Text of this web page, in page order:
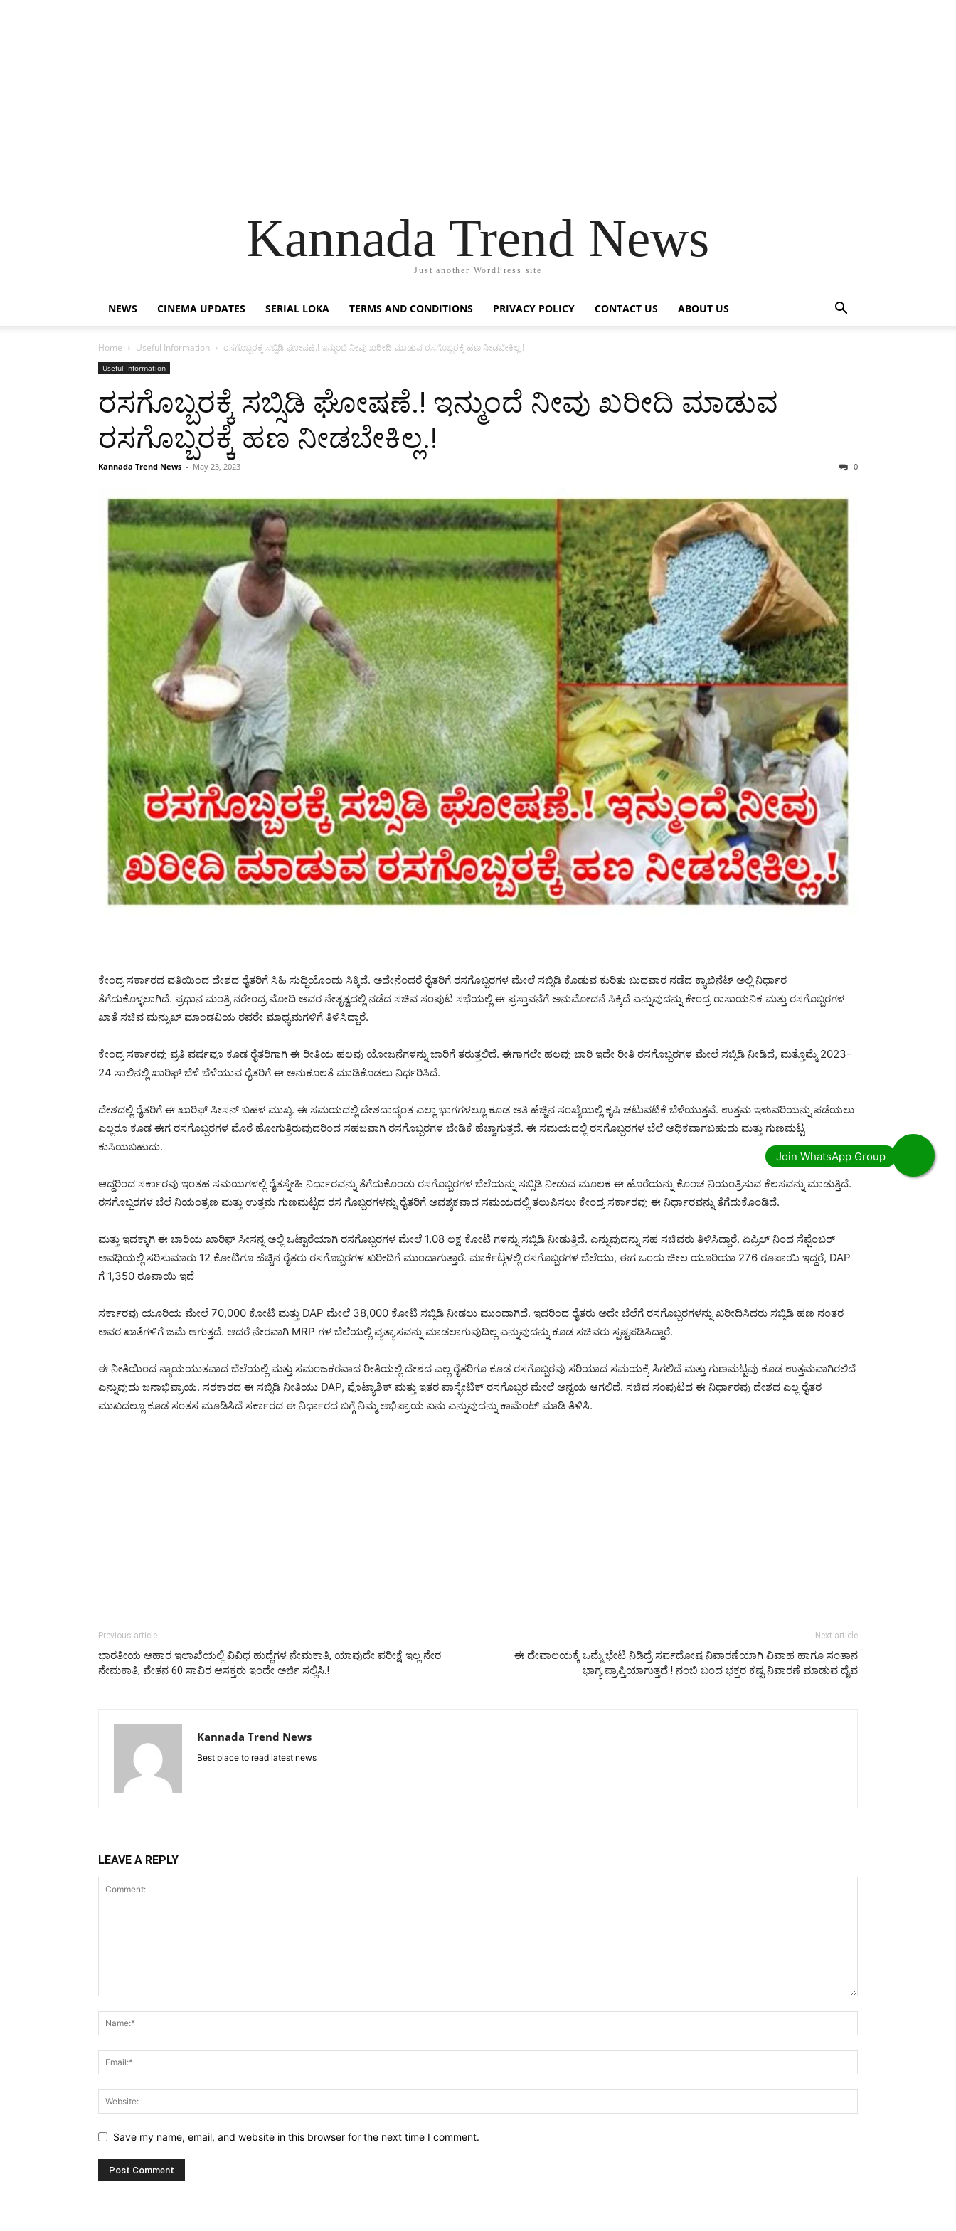
Kannada Trend News
Just another WordPress site
NEWS CINEMA UPDATES SERIAL LOKA TERMS AND CONDITIONS PRIVACY POLICY CONTACT US ABOUT US
Home Useful Information ರಸಗೊಬ್ಬರಕ್ಕೆ ಸಬ್ಸಿಡಿ ಘೋಷಣೆ.! ಇನ್ಮುಂದೆ ನೀವು ಖರೀದಿ ಮಾಡುವ ರಸಗೊಬ್ಬರಕ್ಕೆ ಹಣ ನೀಡಬೇಕಿಲ್ಲ.!
Useful Information
ರಸಗೊಬ್ಬರಕ್ಕೆ ಸಬ್ಸಿಡಿ ಘೋಷಣೆ.! ಇನ್ಮುಂದೆ ನೀವು ಖರೀದಿ ಮಾಡುವ
ರಸಗೊಬ್ಬರಕ್ಕೆ ಹಣ ನೀಡಬೇಕಿಲ್ಲ.!
Kannada Trend News - May 23, 2023 0
ಕೇಂದ್ರ ಸರ್ಕಾರದ ವತಿಯಿಂದ ದೇಶದ ರೈತರಿಗೆ ಸಿಹಿ ಸುದ್ದಿಯೊಂದು ಸಿಕ್ಕಿದೆ. ಅದೇನೆಂದರೆ ರೈತರಿಗೆ ರಸಗೊಬ್ಬರಗಳ ಮೇಲೆ ಸಬ್ಸಿಡಿ ಕೊಡುವ ಕುರಿತು ಬುಧವಾರ ನಡೆದ ಕ್ಯಾಬಿನೆಟ್ ಅಲ್ಲಿ ನಿರ್ಧಾರ
ತೆಗೆದುಕೊಳ್ಳಲಾಗಿದೆ. ಪ್ರಧಾನ ಮಂತ್ರಿ ನರೇಂದ್ರ ಮೋದಿ ಅವರ ನೇತೃತ್ವದಲ್ಲಿ ನಡೆದ ಸಚಿವ ಸಂಪುಟ ಸಭೆಯಲ್ಲಿ ಈ ಪ್ರಸ್ತಾವನೆಗೆ ಅನುಮೋದನೆ ಸಿಕ್ಕಿದೆ ಎನ್ನುವುದನ್ನು ಕೇಂದ್ರ ರಾಸಾಯನಿಕ ಮತ್ತು ರಸಗೊಬ್ಬರಗಳ
ಖಾತೆ ಸಚಿವ ಮನ್ಸುಖ್ ಮಾಂಡವಿಯ ರವರೇ ಮಾಧ್ಯಮಗಳಿಗೆ ತಿಳಿಸಿದ್ದಾರೆ.
ಕೇಂದ್ರ ಸರ್ಕಾರವು ಪ್ರತಿ ವರ್ಷವೂ ಕೂಡ ರೈತರಿಗಾಗಿ ಈ ರೀತಿಯ ಹಲವು ಯೋಜನೆಗಳನ್ನು ಜಾರಿಗೆ ತರುತ್ತಲಿದೆ. ಈಗಾಗಲೇ ಹಲವು ಬಾರಿ ಇದೇ ರೀತಿ ರಸಗೊಬ್ಬರಗಳ ಮೇಲೆ ಸಬ್ಸಿಡಿ ನೀಡಿದೆ, ಮತ್ತೊಮ್ಮೆ 2023-
24 ಸಾಲಿನಲ್ಲಿ ಖಾರಿಫ್ ಬೆಳೆ ಬೆಳೆಯುವ ರೈತರಿಗೆ ಈ ಅನುಕೂಲತೆ ಮಾಡಿಕೊಡಲು ನಿರ್ಧರಿಸಿದೆ.
ದೇಶದಲ್ಲಿ ರೈತರಿಗೆ ಈ ಖಾರಿಫ್ ಸೀಸನ್ ಬಹಳ ಮುಖ್ಯ. ಈ ಸಮಯದಲ್ಲಿ ದೇಶದಾದ್ಯಂತ ಎಲ್ಲಾ ಭಾಗಗಳಲ್ಲೂ ಕೂಡ ಅತಿ ಹೆಚ್ಚಿನ ಸಂಖ್ಯೆಯಲ್ಲಿ ಕೃಷಿ ಚಟುವಟಿಕೆ ಬೆಳೆಯುತ್ತವೆ. ಉತ್ತಮ ಇಳುವರಿಯನ್ನು ಪಡೆಯಲು
ಎಲ್ಲರೂ ಕೂಡ ಈಗ ರಸಗೊಬ್ಬರಗಳ ಮೊರೆ ಹೋಗುತ್ತಿರುವುದರಿಂದ ಸಹಜವಾಗಿ ರಸಗೊಬ್ಬರಗಳ ಬೇಡಿಕೆ ಹೆಚ್ಚಾಗುತ್ತದೆ. ಈ ಸಮಯದಲ್ಲಿ ರಸಗೊಬ್ಬರಗಳ ಬೆಲೆ ಅಧಿಕವಾಗಬಹುದು ಮತ್ತು ಗುಣಮಟ್ಟ
ಕುಸಿಯಬಹುದು.
ಆದ್ದರಿಂದ ಸರ್ಕಾರವು ಇಂತಹ ಸಮಯಗಳಲ್ಲಿ ರೈತಸ್ನೇಹಿ ನಿರ್ಧಾರವನ್ನು ತೆಗೆದುಕೊಂಡು ರಸಗೊಬ್ಬರಗಳ ಬೆಲೆಯನ್ನು ಸಬ್ಸಿಡಿ ನೀಡುವ ಮೂಲಕ ಈ ಹೊರೆಯನ್ನು ಕೊಂಚ ನಿಯಂತ್ರಿಸುವ ಕೆಲಸವನ್ನು ಮಾಡುತ್ತಿದೆ.
ರಸಗೊಬ್ಬರಗಳ ಬೆಲೆ ನಿಯಂತ್ರಣ ಮತ್ತು ಉತ್ತಮ ಗುಣಮಟ್ಟದ ರಸ ಗೊಬ್ಬರಗಳನ್ನು ರೈತರಿಗೆ ಅವಶ್ಯಕವಾದ ಸಮಯದಲ್ಲಿ ತಲುಪಿಸಲು ಕೇಂದ್ರ ಸರ್ಕಾರವು ಈ ನಿರ್ಧಾರವನ್ನು ತೆಗೆದುಕೊಂಡಿದೆ.
ಮತ್ತು ಇದಕ್ಕಾಗಿ ಈ ಬಾರಿಯ ಖಾರಿಫ್ ಸೀಸನ್ನ ಅಲ್ಲಿ ಒಟ್ಟಾರೆಯಾಗಿ ರಸಗೊಬ್ಬರಗಳ ಮೇಲೆ 1.08 ಲಕ್ಷ ಕೋಟಿ ಗಳನ್ನು ಸಬ್ಸಿಡಿ ನೀಡುತ್ತಿದೆ. ಎನ್ನುವುದನ್ನು ಸಹ ಸಚಿವರು ತಿಳಿಸಿದ್ದಾರೆ. ಏಪ್ರಿಲ್ ನಿಂದ ಸೆಪ್ಟೆಂಬರ್
ಅವಧಿಯಲ್ಲಿ ಸರಿಸುಮಾರು 12 ಕೋಟಿಗೂ ಹೆಚ್ಚಿನ ರೈತರು ರಸಗೊಬ್ಬರಗಳ ಖರೀದಿಗೆ ಮುಂದಾಗುತ್ತಾರೆ. ಮಾರ್ಕೆಟ್ಗಳಲ್ಲಿ ರಸಗೊಬ್ಬರಗಳ ಬೆಲೆಯು, ಈಗ ಒಂದು ಚೀಲ ಯೂರಿಯಾ 276 ರೂಪಾಯಿ ಇದ್ದರೆ, DAP
ಗೆ 1,350 ರೂಪಾಯಿ ಇದೆ
ಸರ್ಕಾರವು ಯೂರಿಯ ಮೇಲೆ 70,000 ಕೋಟಿ ಮತ್ತು DAP ಮೇಲೆ 38,000 ಕೋಟಿ ಸಬ್ಸಿಡಿ ನೀಡಲು ಮುಂದಾಗಿದೆ. ಇದರಿಂದ ರೈತರು ಅದೇ ಬೆಲೆಗೆ ರಸಗೊಬ್ಬರಗಳನ್ನು ಖರೀದಿಸಿದರು ಸಬ್ಸಿಡಿ ಹಣ ನಂತರ
ಅವರ ಖಾತೆಗಳಿಗೆ ಜಮೆ ಆಗುತ್ತದೆ. ಆದರೆ ನೇರವಾಗಿ MRP ಗಳ ಬೆಲೆಯಲ್ಲಿ ವ್ಯತ್ಯಾಸವನ್ನು ಮಾಡಲಾಗುವುದಿಲ್ಲ ಎನ್ನುವುದನ್ನು ಕೂಡ ಸಚಿವರು ಸ್ಪಷ್ಟಪಡಿಸಿದ್ದಾರೆ.
ಈ ನೀತಿಯಿಂದ ನ್ಯಾಯಯುತವಾದ ಬೆಲೆಯಲ್ಲಿ ಮತ್ತು ಸಮಂಜಕರವಾದ ರೀತಿಯಲ್ಲಿ ದೇಶದ ಎಲ್ಲ ರೈತರಿಗೂ ಕೂಡ ರಸಗೊಬ್ಬರವು ಸರಿಯಾದ ಸಮಯಕ್ಕೆ ಸಿಗಲಿದೆ ಮತ್ತು ಗುಣಮಟ್ಟವು ಕೂಡ ಉತ್ತಮವಾಗಿರಲಿದೆ
ಎನ್ನುವುದು ಜನಾಭಿಪ್ರಾಯ. ಸರಕಾರದ ಈ ಸಬ್ಸಿಡಿ ನೀತಿಯು DAP, ಪೊಟ್ಯಾಶಿಕ್ ಮತ್ತು ಇತರ ಪಾಸ್ಫೇಟಿಕ್ ರಸಗೊಬ್ಬರ ಮೇಲೆ ಅನ್ವಯ ಆಗಲಿದೆ. ಸಚಿವ ಸಂಪುಟದ ಈ ನಿರ್ಧಾರವು ದೇಶದ ಎಲ್ಲ ರೈತರ
ಮುಖದಲ್ಲೂ ಕೂಡ ಸಂತಸ ಮೂಡಿಸಿದೆ ಸರ್ಕಾರದ ಈ ನಿರ್ಧಾರದ ಬಗ್ಗೆ ನಿಮ್ಮ ಅಭಿಪ್ರಾಯ ಏನು ಎನ್ನುವುದನ್ನು ಕಾಮೆಂಟ್ ಮಾಡಿ ತಿಳಿಸಿ.
Previous article
ಭಾರತೀಯ ಆಹಾರ ಇಲಾಖೆಯಲ್ಲಿ ವಿವಿಧ ಹುದ್ದೆಗಳ ನೇಮಕಾತಿ, ಯಾವುದೇ ಪರೀಕ್ಷೆ ಇಲ್ಲ ನೇರ
ನೇಮಕಾತಿ, ವೇತನ 60 ಸಾವಿರ ಆಸಕ್ತರು ಇಂದೇ ಅರ್ಜಿ ಸಲ್ಲಿಸಿ.!
Next article
ಈ ದೇವಾಲಯಕ್ಕೆ ಒಮ್ಮೆ ಭೇಟಿ ನಿಡಿದ್ರೆ ಸರ್ಪದೋಷ ನಿವಾರಣೆಯಾಗಿ ವಿವಾಹ ಹಾಗೂ ಸಂತಾನ
ಭಾಗ್ಯ ಪ್ರಾಪ್ತಿಯಾಗುತ್ತದೆ.! ನಂಬಿ ಬಂದ ಭಕ್ತರ ಕಷ್ಟ ನಿವಾರಣೆ ಮಾಡುವ ದೈವ
Kannada Trend News
Best place to read latest news
LEAVE A REPLY
Save my name, email, and website in this browser for the next time I comment.